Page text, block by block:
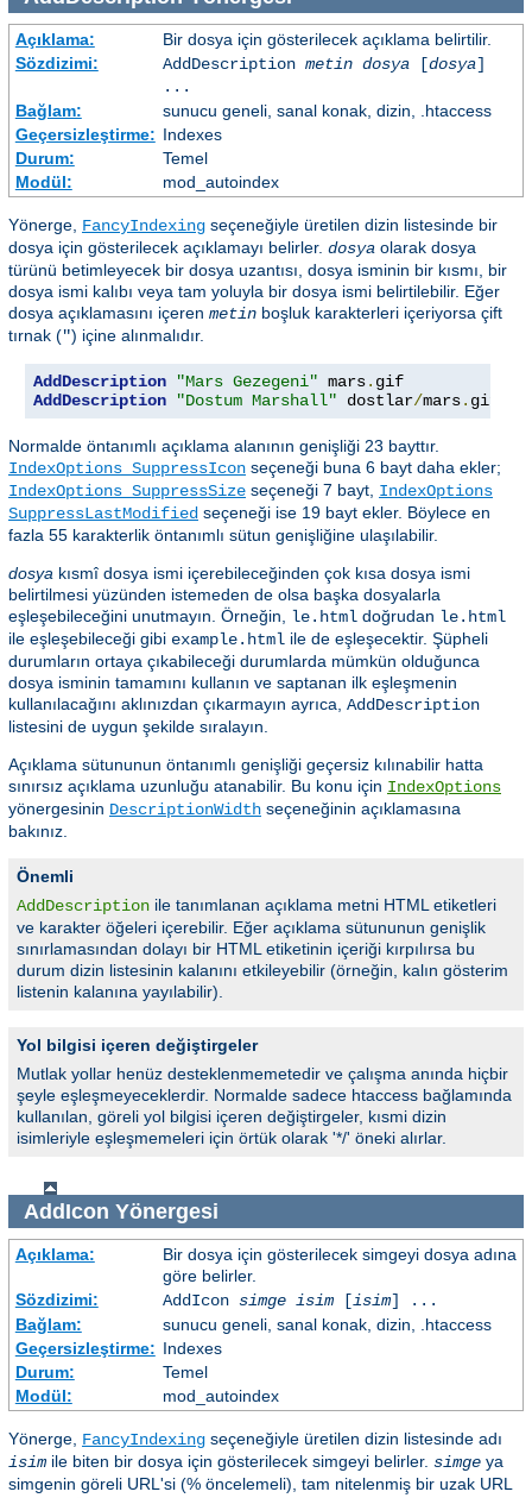
Açıklama:
Bir dosya için gösterilecek açıklama belirtilir.
Sözdizimi:
AddDescription metin dosya[dosya]
...
Bağlam:
sunucu geneli, sanal konak, dizin, .htaccess
Geçersizleştirme: Indexes
Durum:
Temel
Modül:
mod_autoindex
Yönerge, FancyIndexing seçeneğiyle üretilen dizin listesinde bir
dosya için gösterilecek açıklamayı belirler. dosya olarak dosya
türünü betimleyecek bir dosya uzantısı, dosya isminin bir kısmı, bir
dosya ismi kalıbı veya tam yoluyla bir dosya ismi belirtilebilir. Eğer
dosya açıklamasını içeren metin boşluk karakterleri içeriyorsa çift
tırnak (") içine alınmalıdır.
AddDescription "Mars Gezegeni" mars. gif
AddDescription
"Dostum Marshall" dostlar/mars. gif
Normalde öntanımlı açıklama alanının genişliği 23 bayttır.
IndexOptions SuppressIcon seçeneği buna 6 bayt daha ekler;
IndexOptions SuppressSize seçeneği 7 bayt, IndexOptions
SuppressLastModified seçeneği ise 19 bayt ekler. Böylece en
fazla 55 karakterlik öntanımlı sütun genişliğine ulaşılabilir.
dosya kısmî dosya ismi içerebileceğinden çok kısa dosya ismi
belirtilmesi yüzünden istemeden de olsa başka dosyalarla
eşleşebileceğini unutmayın. Örneğin, le.html doğrudan le.html
ile eşleşebileceği gibi example.html ile de eşleşecektir. Şüpheli
durumların ortaya çıkabileceği durumlarda mümkün olduğunca
dosya isminin tamamını kullanın ve saptanan ilk eşleşmenin
kullanılacağını aklınızdan çıkarmayın ayrıca, AddDescription
listesini de uygun şekilde sıralayın.
Açıklama sütununun öntanımlı genişliği geçersiz kılınabilir hatta
sınırsız açıklama uzunluğu atanabilir. Bu konu için IndexOptions
yönergesinin DescriptionWidth seçeneğinin açıklamasına
bakınız.
Önemli
AddDescription ile tanımlanan açıklama metni HTML etiketleri
ve karakter öğeleri içerebilir. Eğer açıklama sütununun genişlik
sınırlamasından dolayı bir HTML etiketinin içeriği kırpılırsa bu
durum dizin listesinin kalanını etkileyebilir (örneğin, kalın gösterim
listenin kalanına yayılabilir).
Yol bilgisi içeren değiştirgeler
Mutlak yollar henüz desteklenmemetedir ve çalışma anında hiçbir
şeyle eşleşmeyeceklerdir. Normalde sadece htaccess bağlamında
kullanılan, göreli yol bilgisi içeren değiştirgeler, kısmi dizin
isimleriyle eşleşmemeleri için örtük olarak '*/' öneki alırlar.
AddIcon Yönergesi
Açıklama:
Bir dosya için gösterilecek simgeyi dosya adına
göre belirler.
Sözdizimi:
AddIcon simge isim[isim] ...
Bağlam:
sunucu geneli, sanal konak, dizin, .htaccess
Geçersizleştirme: Indexes
Durum:
Temel
Modül:
mod_autoindex
Yönerge, FancyIndexing seçeneğiyle üretilen dizin listesinde adı
isim ile biten bir dosya için gösterilecek simgeyi belirler. simge ya
simgenin göreli URL'si (% öncelemeli), tam nitelenmiş bir uzak URL